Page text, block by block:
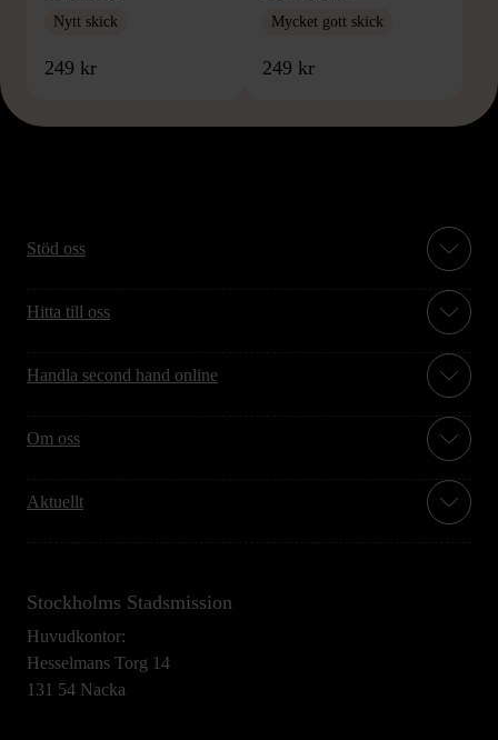
Nytt skick
249 kr
Mycket gott skick
249 kr
Stöd oss
Hitta till oss
Handla second hand online
Om oss
Aktuellt
Stockholms Stadsmission
Huvudkontor:
Hesselmans Torg 14
131 54 Nacka